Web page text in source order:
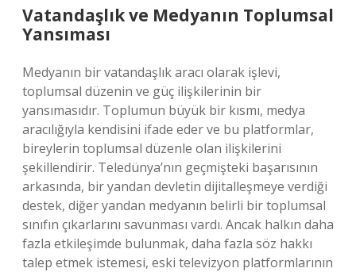
Vatandaşlık ve Medyanın Toplumsal
Yansıması
Medyanın bir vatandaşlık aracı olarak işlevi,
toplumsal düzenin ve güç ilişkilerinin bir
yansımasıdır. Toplumun büyük bir kısmı, medya
aracılığıyla kendisini ifade eder ve bu platformlar,
bireylerin toplumsal düzenle olan ilişkilerini
şekillendirir. Teledünya’nın geçmişteki başarısının
arkasında, bir yandan devletin dijitalleşmeye verdiği
destek, diğer yandan medyanın belirli bir toplumsal
sınıfın çıkarlarını savunması vardı. Ancak halkın daha
fazla etkileşimde bulunmak, daha fazla söz hakkı
talep etmek istemesi, eski televizyon platformlarının